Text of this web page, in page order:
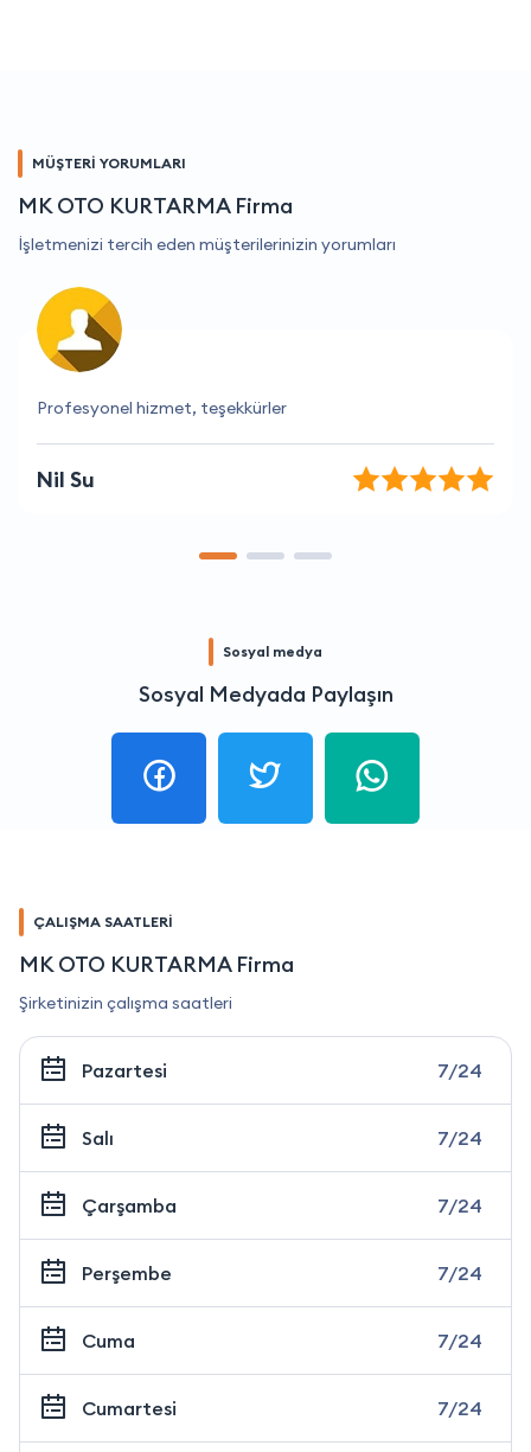
MÜŞTERİ YORUMLARI
MK OTO KURTARMA Firma
İşletmenizi tercih eden müşterilerinizin yorumları
Yardımsever ve kibar bir ekip.
Ayşe Öztürk
Sosyal medya
Sosyal Medyada Paylaşın
ÇALIŞMA SAATLERİ
MK OTO KURTARMA Firma
Şirketinizin çalışma saatleri
Pazartesi 7/24
Salı 7/24
Çarşamba 7/24
Perşembe 7/24
Cuma 7/24
Cumartesi 7/24